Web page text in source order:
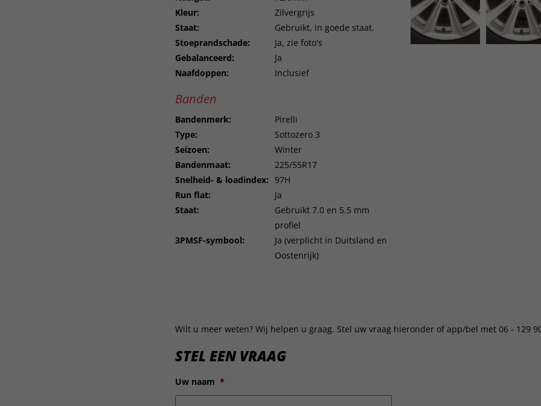
Kleur:
Zilvergrijs
Staat:
Gebruikt, in goede staat.
Stoeprandschade:
Ja, zie foto's
Gebalanceerd:
Ja
Naafdoppen:
Inclusief
Banden
Bandenmerk:
Pirelli
Type:
Sottozero 3
Seizoen:
Winter
Bandenmaat:
225/55R17
Snelheid- & loadindex: 97H
Run flat:
Ja
Staat:
Gebruikt 7.0 en 5.5 mm
profiel
3PMSF-symbool:
Ja (verplicht in Duitsland en
Oostenrijk)
Wilt u meer weten? Wij helpen u graag. Stel uw vraag hieronder of app/bel met 06 - 129
STEL EEN VRAAG
Uw naam *